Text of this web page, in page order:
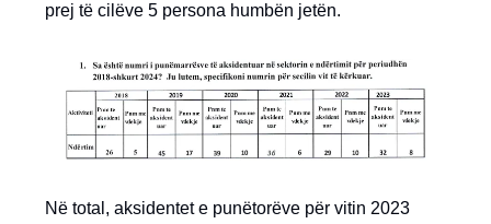
prej të cilëve 5 persona humbën jetën.
Në total, aksidentet e punëtorëve për vitin 2023